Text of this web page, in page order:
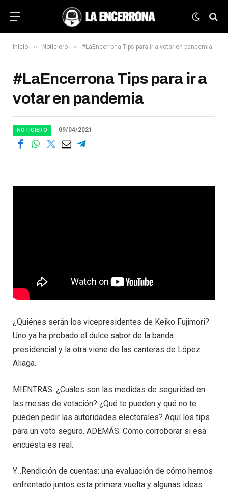
Inicio » Noticiero » #LaEncerrona Tips para ir a votar en pandemia
#LaEncerrona Tips para ir a
votar en pandemia
NOTICIERO 09/04/2021
¿Quiénes serán los vicepresidentes de Keiko Fujimori?
Uno ya ha probado el dulce sabor de la banda
presidencial y la otra viene de las canteras de López
Aliaga.
MIENTRAS: ¿Cuáles son las medidas de seguridad en
las mesas de votación? ¿Qué te pueden y qué no te
pueden pedir las autoridades electorales? Aquí los tips
para un voto seguro. ADEMÁS: Cómo corroborar si esa
encuesta es real.
Y…Rendición de cuentas: una evaluación de cómo hemos
enfrentado juntos esta primera vuelta y algunas ideas